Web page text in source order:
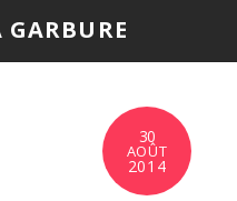
GARBURE
30
AOÛT
2014